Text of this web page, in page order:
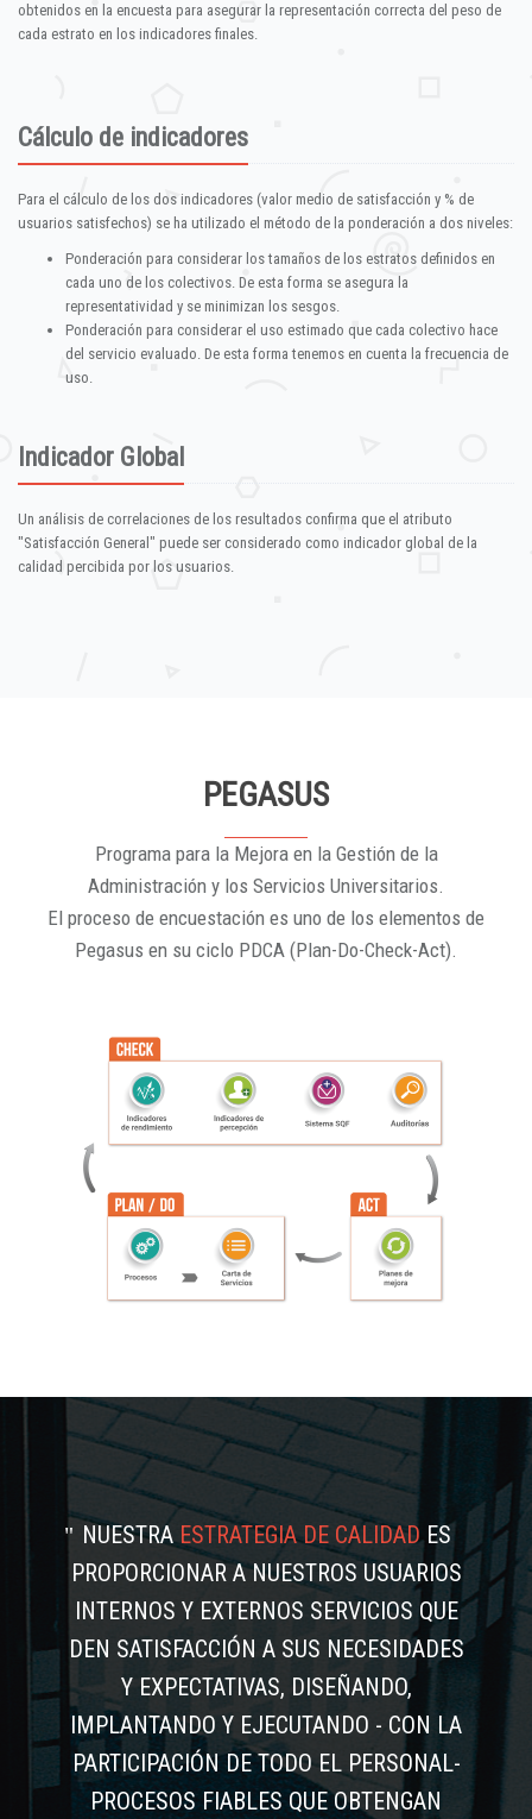
obtenidos en la encuesta para asegurar la representación correcta del peso de
cada estrato en los indicadores finales.
Cálculo de indicadores
Para el cálculo de los dos indicadores (valor medio de satisfacción y % de
usuarios satisfechos) se ha utilizado el método de la ponderación a dos niveles:
Ponderación para considerar los tamaños de los estratos definidos en
cada uno de los colectivos. De esta forma se asegura la
representatividad y se minimizan los sesgos.
Ponderación para considerar el uso estimado que cada colectivo hace
del servicio evaluado. De esta forma tenemos en cuenta la frecuencia de
uso.
Indicador Global
Un análisis de correlaciones de los resultados confirma que el atributo
"Satisfacción General" puede ser considerado como indicador global de la
calidad percibida por los usuarios.
PEGASUS
Programa para la Mejora en la Gestión de la
Administración y los Servicios Universitarios.
El proceso de encuestación es uno de los elementos de
Pegasus en su ciclo PDCA (Plan-Do-Check-Act).
NUESTRAESTRATEGIA DE CALIDADES
PROPORCIONAR A NUESTROS USUARIOS
INTERNOS Y EXTERNOS SERVICIOS QUE
DEN SATISFACCIÓN A SUS NECESIDADES
Y EXPECTATIVAS, DISEÑANDO,
IMPLANTANDO Y EJECUTANDO - CON LA
PARTICIPACIÓN DE TODO EL PERSONAL-
PROCESOS FIABLES QUE OBTENGAN